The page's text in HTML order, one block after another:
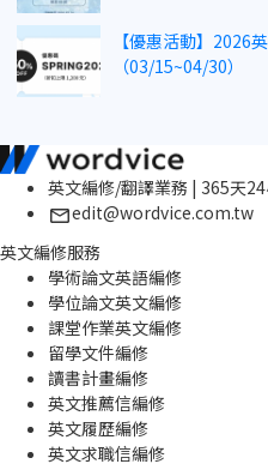
【優惠活動】2026
（03/15~04/30）
英文編修/翻譯業務 | 365天
edit@wordvice.com.tw
英文編修服務
學術論文英語編修
學位論文英文編修
課堂作業英文編修
留學文件編修
讀書計畫編修
英文推薦信編修
英文履歷編修
英文求職信編修